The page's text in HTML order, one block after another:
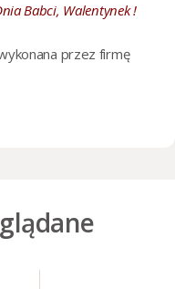
Babci, Walentynek !
przez firmę